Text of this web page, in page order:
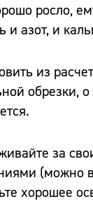
росло,
и азот, и
из
обрезки,
за
(можно
хорошее